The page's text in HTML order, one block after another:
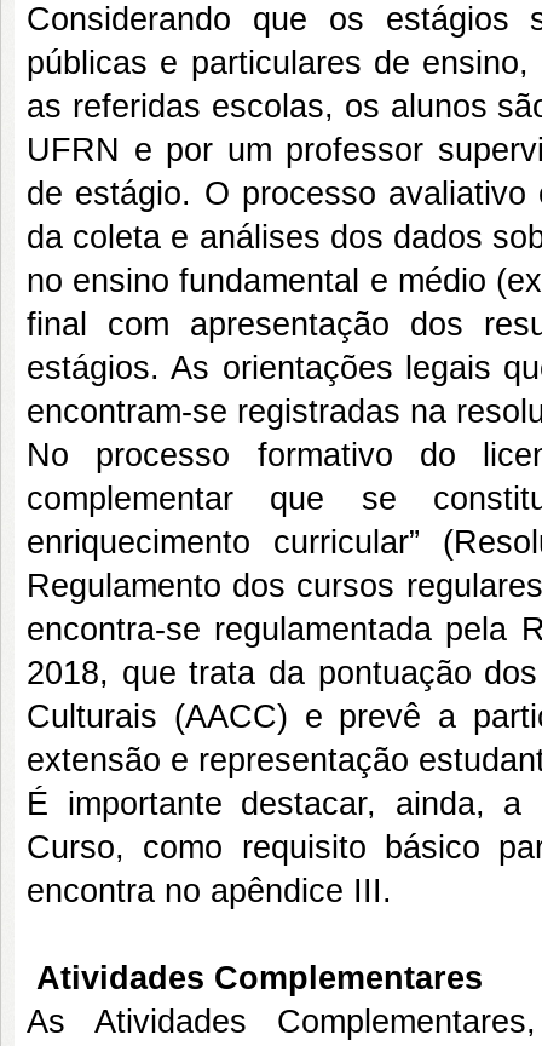
Considerando que os estágios
públicas e particulares de
as referidas escolas, os alunos
UFRN e por um professor
de estágio. O processo
da coleta e análises dos dados
no ensino fundamental e médio
final com apresentação dos
estágios. As orientações legais
encontram-se registradas na
No processo formativo do
complementar que se
enriquecimento curricular”
Regulamento dos cursos
encontra-se regulamentada pela
2018, que trata da pontuação
Culturais (AACC) e prevê a
extensão e representação
É importante destacar, ainda,
Curso, como requisito básico
encontra no apêndice III.
Atividades Complementares
As Atividades